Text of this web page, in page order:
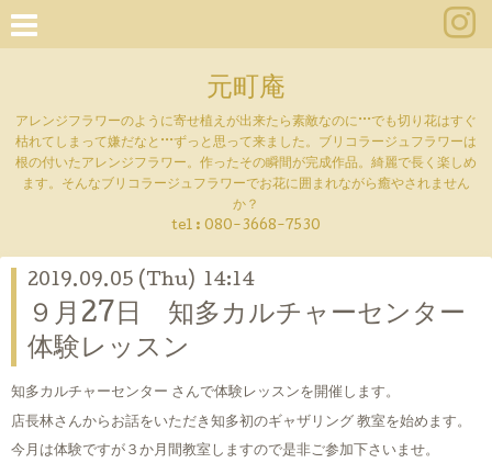
元町庵
アレンジフラワーのように寄せ植えが出来たら素敵なのに···でも切り花はすぐ
枯れてしまって嫌だなと···ずっと思って来ました。ブリコラージュフラワーは
根の付いたアレンジフラワー。作ったその瞬間が完成作品。綺麗で長く楽しめ
ます。そんなブリコラージュフラワーでお花に囲まれながら癒やされません
か？
tel : 080-3668-7530
2019.09.05 (Thu) 14:14
９月27日 知多カルチャーセンター
体験レッスン
知多カルチャーセンター さんで体験レッスンを開催します。
店長林さんからお話をいただき知多初のギャザリング 教室を始めます。
今月は体験ですが３か月間教室しますので是非ご参加下さいませ。